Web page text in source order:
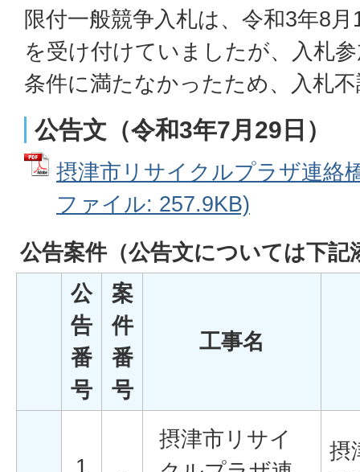
限付一般競争入札は、令和3年8
を受け付けていましたが、入札
条件に満たなかったため、入札
公告文（令和3年7月29日）
摂津市リサイクルプラザ連絡
ファイル: 257.9KB)
公告案件（公告文については下記
公
告
番
号
案
件
番
号
工事名
1
摂津市リサイ
摂